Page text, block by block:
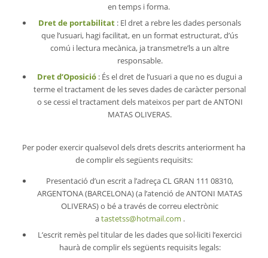
en temps i forma.
Dret de portabilitat : El dret a rebre les dades personals
que l’usuari, hagi facilitat, en un format estructurat, d’ús
comú i lectura mecànica, ja transmetre’ls a un altre
responsable.
Dret d’Oposició : És el dret de l’usuari a que no es dugui a
terme el tractament de les seves dades de caràcter personal
o se cessi el tractament dels mateixos per part de ANTONI
MATAS OLIVERAS.
Per poder exercir qualsevol dels drets descrits anteriorment ha
de complir els següents requisits:
Presentació d’un escrit a l’adreça CL GRAN 111 08310,
ARGENTONA (BARCELONA) (a l’atenció de ANTONI MATAS
OLIVERAS) o bé a través de correu electrònic
atastetss@hotmail.com .
L’escrit remès pel titular de les dades que sol·liciti l’exercici
haurà de complir els següents requisits legals: